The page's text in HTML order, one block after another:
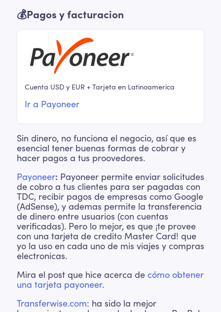
💰Pagos y facturacion
Cuenta USD y EUR + Tarjeta en Latinoamerica
Ir a Payoneer
Sin dinero, no funciona el negocio, así que es
esencial tener buenas formas de cobrar y
hacer pagos a tus proovedores.
Payoneer: Payoneer permite enviar solicitudes
de cobro a tus clientes para ser pagadas con
TDC, recibir pagos de empresas como Google
(AdSense), y ademas permite la transferencia
de dinero entre usuarios (con cuentas
verificadas). Pero lo mejor, es que ¡te provee
con una tarjeta de credito Master Card! que
yo la uso en cada uno de mis viajes y compras
electronicas.
Mira el post que hice acerca de cómo obtener
una tarjeta payoneer.
Transferwise.com: ha sido la mejor